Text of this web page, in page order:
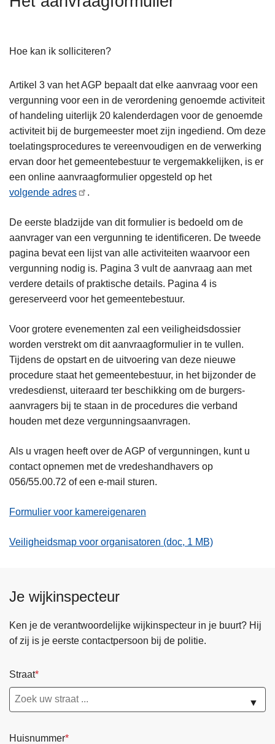
Hoe kan ik solliciteren?
Artikel 3 van het AGP bepaalt dat elke aanvraag voor een
vergunning voor een in de verordening genoemde activiteit
of handeling uiterlijk 20 kalenderdagen voor de genoemde
activiteit bij de burgemeester moet zijn ingediend. Om deze
toelatingsprocedures te vereenvoudigen en de verwerking
ervan door het gemeentebestuur te vergemakkelijken, is er
een online aanvraagformulier opgesteld op het
volgende adres
.
De eerste bladzijde van dit formulier is bedoeld om de
aanvrager van een vergunning te identificeren. De tweede
pagina bevat een lijst van alle activiteiten waarvoor een
vergunning nodig is. Pagina 3 vult de aanvraag aan met
verdere details of praktische details. Pagina 4 is
gereserveerd voor het gemeentebestuur.
Voor grotere evenementen zal een veiligheidsdossier
worden verstrekt om dit aanvraagformulier in te vullen.
Tijdens de opstart en de uitvoering van deze nieuwe
procedure staat het gemeentebestuur, in het bijzonder de
vredesdienst, uiteraard ter beschikking om de burgers-
aanvragers bij te staan in de procedures die verband
houden met deze vergunningsaanvragen.
Als u vragen heeft over de AGP of vergunningen, kunt u
contact opnemen met de vredeshandhavers op
056/55.00.72 of een e-mail sturen.
Formulier voor kamereigenaren
Veiligheidsmap voor organisatoren (doc, 1 MB)
Je wijkinspecteur
Ken je de verantwoordelijke wijkinspecteur in je buurt? Hij
of zij is je eerste contactpersoon bij de politie.
Straat
▼
Huisnummer